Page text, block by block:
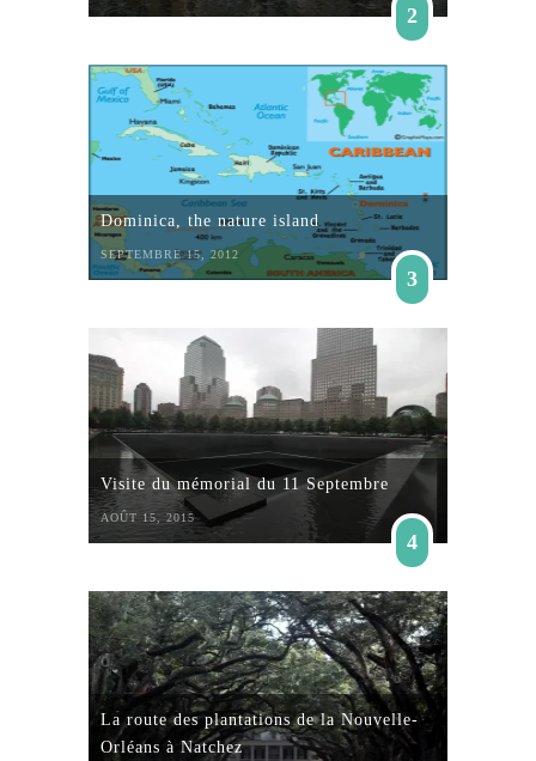
2
Dominica, the nature island
SEPTEMBRE 15, 2012
3
Visite du mémorial du 11 Septembre
AOÛT 15, 2015
4
La route des plantations de la Nouvelle-
Orléans à Natchez